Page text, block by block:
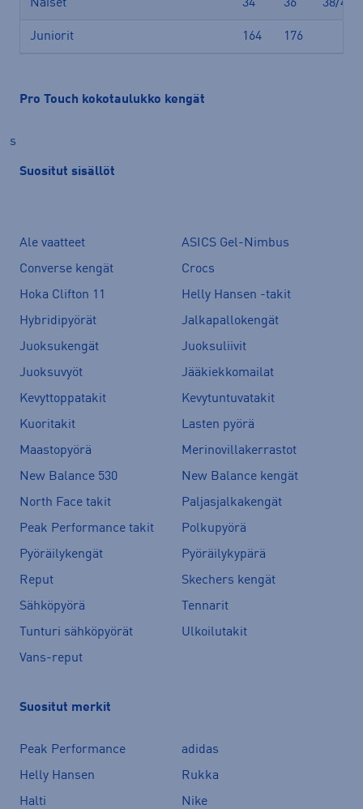
Naiset 34 36 38/40
Juniorit 164 176
Pro Touch kokotaulukko kengät
s
Suositut sisällöt
Ale vaatteet
ASICS Gel-Nimbus
Converse kengät
Crocs
Hoka Clifton 11
Helly Hansen -takit
Hybridipyörät
Jalkapallokengät
Juoksukengät
Juoksuliivit
Juoksuvyöt
Jääkiekkomailat
Kevyttoppatakit
Kevytuntuvatakit
Kuoritakit
Lasten pyörä
Maastopyörä
Merinovillakerrastot
New Balance 530
New Balance kengät
North Face takit
Paljasjalkakengät
Peak Performance takit
Polkupyörä
Pyöräilykengät
Pyöräilykypärä
Reput
Skechers kengät
Sähköpyörä
Tennarit
Tunturi sähköpyörät
Ulkoilutakit
Vans-reput
Suositut merkit
Peak Performance
adidas
Helly Hansen
Rukka
Halti
Nike